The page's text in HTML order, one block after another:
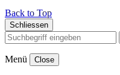
Back to Top
Schliessen
Menü Close